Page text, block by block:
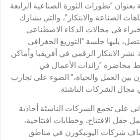
"تطورات الثورة الصناعية الرابعة
عام 2024: اتجاهات الصناعة والابتكار"، والتي يشارك
في مجالات الذكاء الاصطناعي
يليها جلسة “التوزيع الجغرافي
نشر الابتكار الرقمي في أفريقيا وأماكن
محاضرة "رائدات الأعمال في
بين العمل والحياة،" الضوء على تجارب
مجال الشركات الناشئة.
على تجمع الشركات الناشئة أحادية
حفل الافتتاح، وخطابات افتتاحية،
شركات اليونيكورن في مناطق